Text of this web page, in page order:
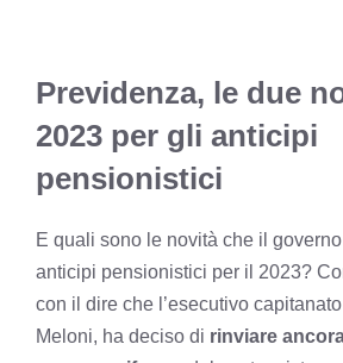
Previdenza, le due
2023 per gli anticipi
pensionistici
E quali sono le novità che il
anticipi pensionistici per il 2023?
con il dire che l’esecutivo
Meloni, ha deciso di rinviare